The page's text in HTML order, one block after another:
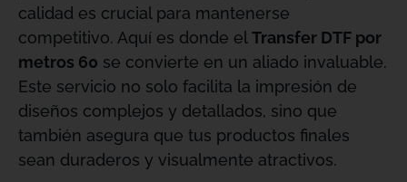
calidad es crucial para mantenerse
competitivo. Aquí es donde elTransfer DTF por
metros 60 se convierte en un aliado invaluable.
Este servicio no solo facilita la impresión de
diseños complejos y detallados, sino que
también asegura que tus productos finales
sean duraderos y visualmente atractivos.